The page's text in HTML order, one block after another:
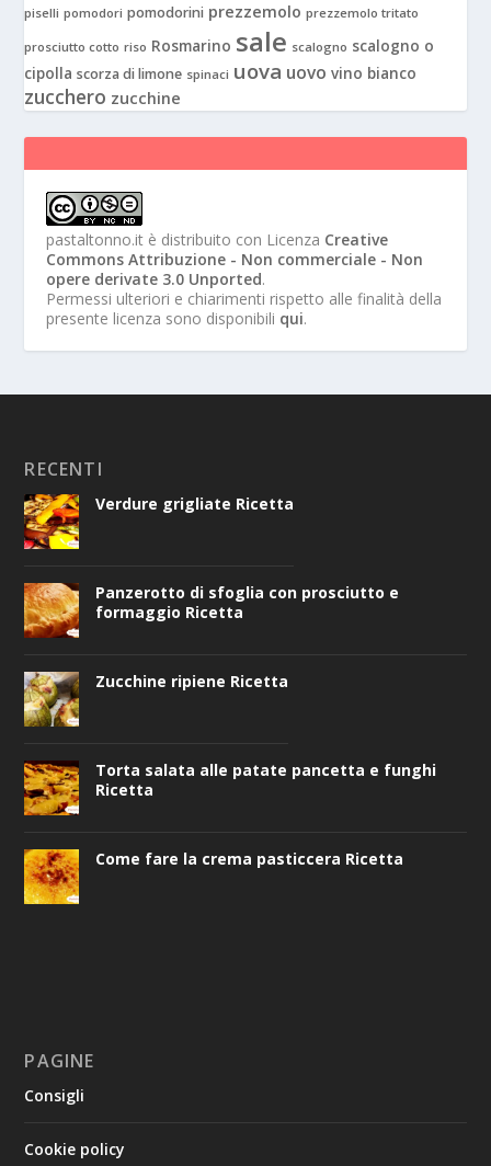
piselli pomodori pomodorini prezzemolo prezzemolo tritato
prosciutto cotto riso Rosmarino sale scalogno scalogno o
cipolla scorza di limone spinaci uova uovo vino bianco
zucchero zucchine
pastaltonno.it è distribuito con Licenza Creative
Commons Attribuzione - Non commerciale - Non
opere derivate 3.0 Unported.
Permessi ulteriori e chiarimenti rispetto alle finalità della
presente licenza sono disponibili qui.
RECENTI
Verdure grigliate Ricetta
Panzerotto di sfoglia con prosciutto e
formaggio Ricetta
Zucchine ripiene Ricetta
Torta salata alle patate pancetta e funghi
Ricetta
Come fare la crema pasticcera Ricetta
PAGINE
Consigli
Cookie policy